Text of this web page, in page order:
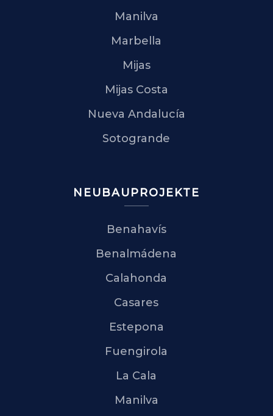
Manilva
Marbella
Mijas
Mijas Costa
Nueva Andalucía
Sotogrande
NEUBAUPROJEKTE
Benahavís
Benalmádena
Calahonda
Casares
Estepona
Fuengirola
La Cala
Manilva